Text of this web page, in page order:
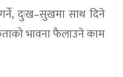
दुःख–सुखमा साथ दिने
भावना फैलाउने काम